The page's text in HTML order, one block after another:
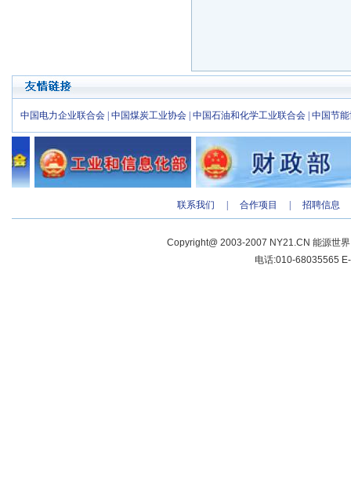
中国电力企业联合会 中国煤炭工业协会 中国石油和化学工业联合会 中国节
联系我们 合作项目 招聘信息
Copyright@ 2003-2007 NY21.CN 能源世
电话:010-68035565